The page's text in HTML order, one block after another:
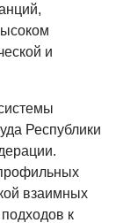
и
Республики
взаимных
к